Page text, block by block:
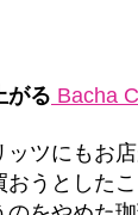
がる Bacha
ッツにもお
おうとした